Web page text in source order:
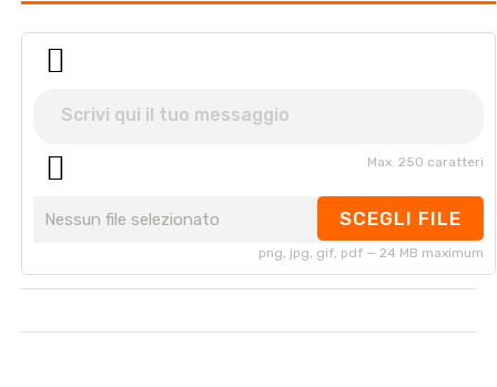
Max. 250 caratteri
Nessun file selezionato SCEGLI FILE
png, jpg, gif, pdf — 24 MB maximum